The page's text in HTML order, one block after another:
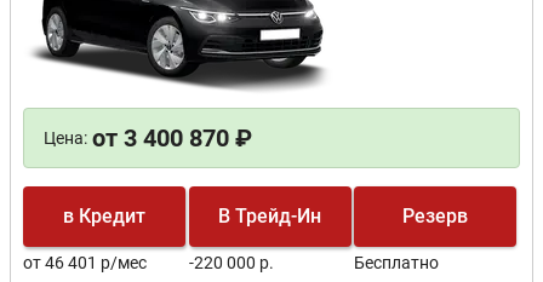
Цена: от 3 400 870 ₽
в Кредит
от 46 401 р/мес
В Трейд-Ин
-220 000 р.
Резерв
Бесплатно